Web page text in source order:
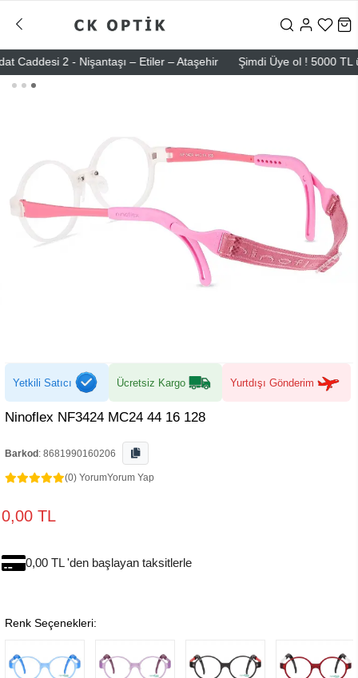
2 - Nişantaşı – Etiler – Ataşehir Şimdi Üye ol ! 5000 TL
Yetkili Satıcı Ücretsiz Kargo Yurtdışı Gönderim
Ninoflex NF3424 MC24 44 16 128
Barkod : 8681990160206
(0) YorumYorum Yap
0,00 TL
0,00 TL 'den başlayan taksitlerle
Renk Seçenekleri: